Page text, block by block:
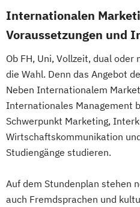
Internationalen
Voraussetzungen und
Ob FH, Uni, Vollzeit, dual
die Wahl. Denn das Angebot
Neben Internationalem
Internationales Management
Schwerpunkt Marketing,
Wirtschaftskommunikation
Studiengänge studieren.
Auf dem Stundenplan stehen
auch Fremdsprachen und